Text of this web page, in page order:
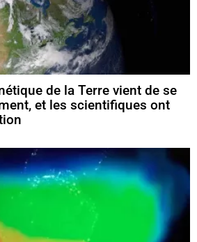
de la Terre vient de se
et les scientifiques ont